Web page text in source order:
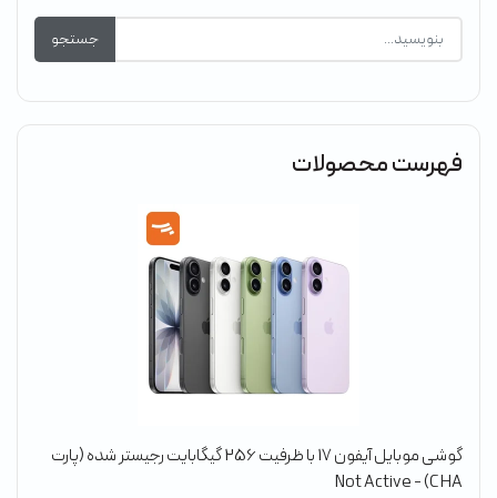
جستجو
فهرست محصولات
گوشی موبایل آیفون 17 با ظرفیت 256 گیگابایت رجیستر شده (پارت
CHA) - Not Active